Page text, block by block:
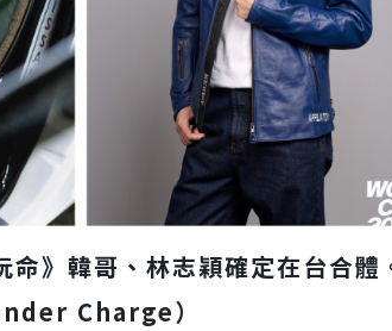
》韓哥、林志穎確定在台合體
Charge）